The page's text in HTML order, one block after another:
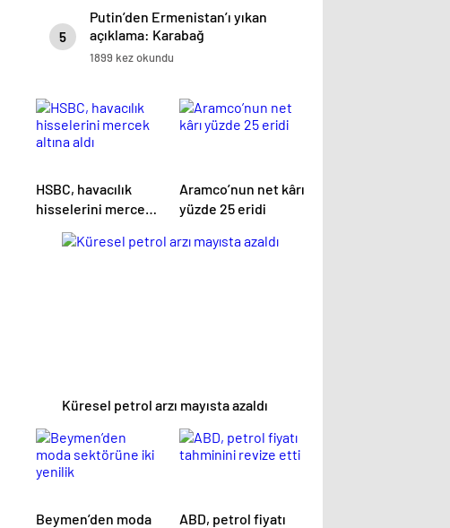
5
Putin’den Ermenistan’ı yıkan
açıklama: Karabağ
Azerbaycan’ın ayrılmaz bir
1899 kez okundu
HSBC, havacılık
hisselerini mercek
Aramco’nun net kârı
yüzde 25 eridi
Küresel petrol arzı mayısta azaldı
Beymen’den moda
ABD, petrol fiyatı